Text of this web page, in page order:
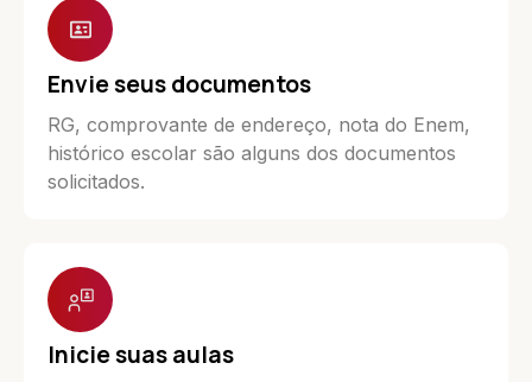
Envie seus documentos
RG, comprovante de endereço, nota do Enem,
histórico escolar são alguns dos documentos
solicitados.
Inicie suas aulas